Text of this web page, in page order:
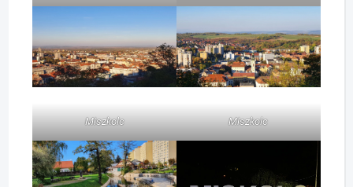
Miszkolc Miszkolc